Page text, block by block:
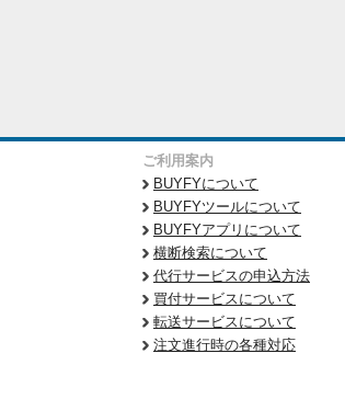
ご利用案内
BUYFYについて
BUYFYツールについて
BUYFYアプリについて
横断検索について
代行サービスの申込方法
買付サービスについて
転送サービスについて
注文進行時の各種対応